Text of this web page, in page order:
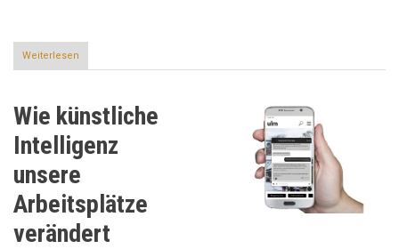
Weiterlesen
Kleine
großes
Wie künstliche
Intelligenz
unsere
Arbeitsplätze
verändert